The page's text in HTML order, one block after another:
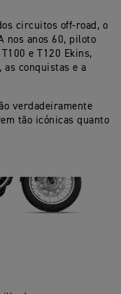
circuitos off-road, o
nos anos 60, piloto
e T120 Ekins,
as conquistas e a
verdadeiramente
tão icónicas quanto